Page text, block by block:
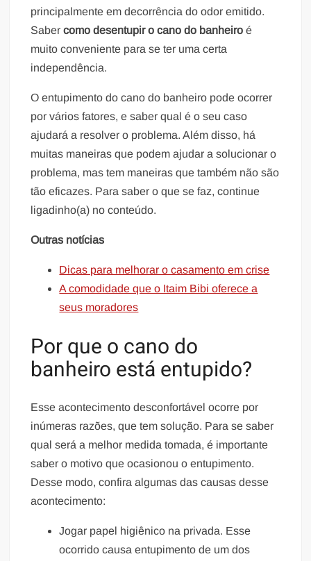
principalmente em decorrência do odor emitido.
Sabercomo desentupir o cano do banheiroé
muito conveniente para se ter uma certa
independência.
O entupimento do cano do banheiro pode ocorrer
por vários fatores, e saber qual é o seu caso
ajudará a resolver o problema. Além disso, há
muitas maneiras que podem ajudar a solucionar o
problema, mas tem maneiras que também não são
tão eficazes. Para saber o que se faz, continue
ligadinho(a) no conteúdo.
Outras notícias
Dicas para melhorar o casamento em crise
A comodidade que o Itaim Bibi oferece a
seus moradores
Por que o cano do
banheiro está entupido?
Esse acontecimento desconfortável ocorre por
inúmeras razões, que tem solução. Para se saber
qual será a melhor medida tomada, é importante
saber o motivo que ocasionou o entupimento.
Desse modo, confira algumas das causas desse
acontecimento:
Jogar papel higiênico na privada. Esse
ocorrido causa entupimento de um dos